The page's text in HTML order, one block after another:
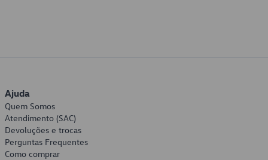
Ajuda
Quem Somos
Atendimento (SAC)
Devoluções e trocas
Perguntas Frequentes
Como comprar